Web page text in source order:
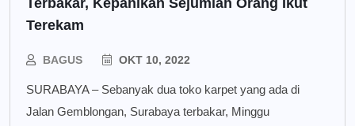
Terbakar, Kepanikan Sejumlah Orang Ikut
Terekam
BAGUS OKT 10, 2022
SURABAYA – Sebanyak dua toko karpet yang ada di
Jalan Gemblongan, Surabaya terbakar, Minggu